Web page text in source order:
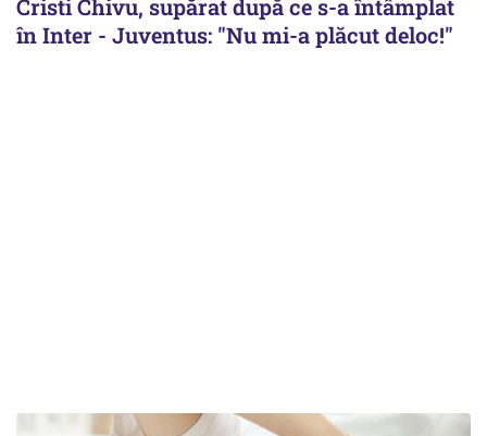
Cristi Chivu, supărat după ce s-a întâmplat
în Inter - Juventus: "Nu mi-a plăcut deloc!"